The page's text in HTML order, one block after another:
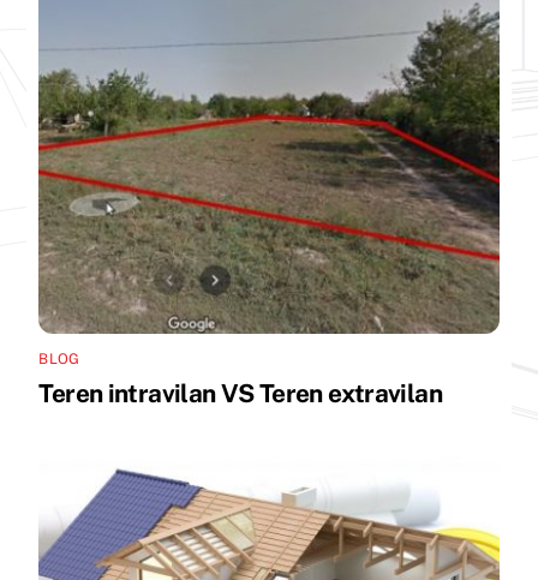
BLOG
Teren intravilan VS Teren extravilan